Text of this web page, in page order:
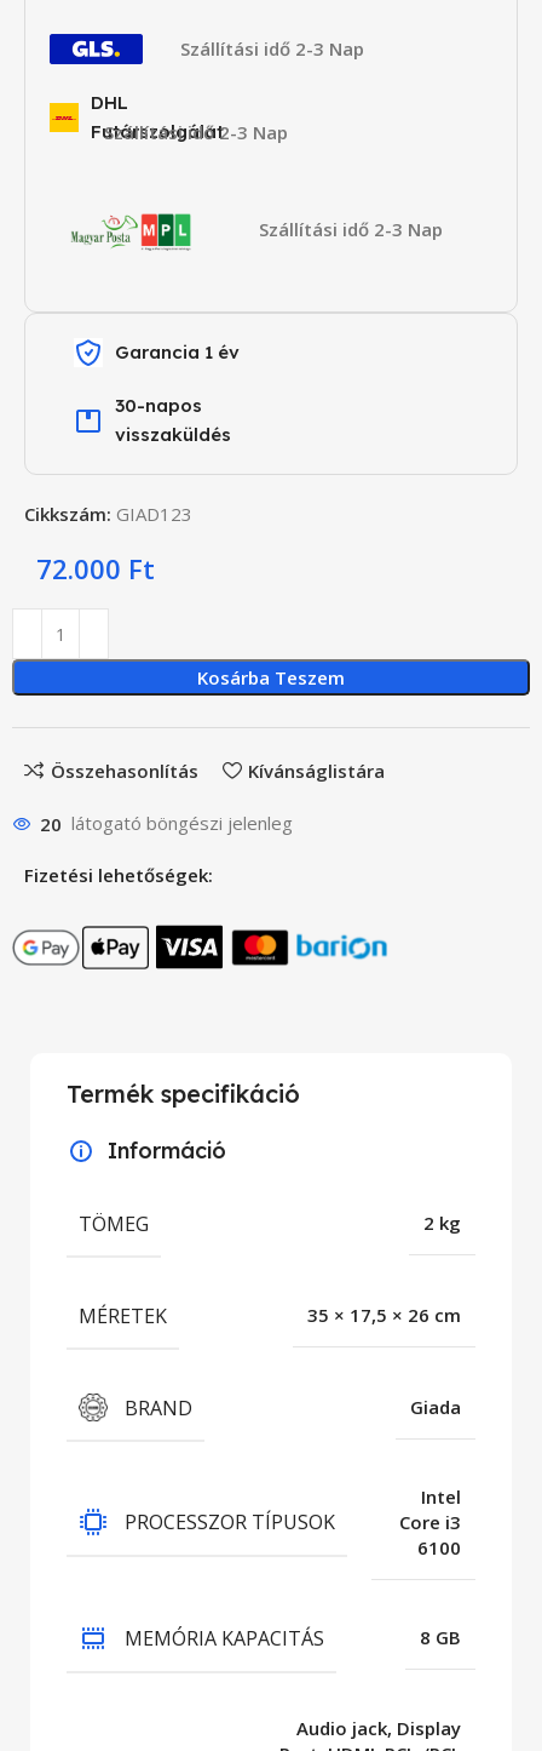
Szállítási idő 2-3 Nap
DHL
Futárszolgálat
Szállítási idő 2-3 Nap
Szállítási idő 2-3 Nap
Garancia 1 év
30-napos
visszaküldés
Cikkszám: GIAD123
72.000 Ft
Kosárba Teszem
Összehasonlítás Kívánságlistára
20 látogató böngészi jelenleg
Fizetési lehetőségek:
Termék specifikáció
Információ
TÖMEG 2 kg
MÉRETEK 35 × 17,5 × 26 cm
BRAND Giada
PROCESSZOR TÍPUSOK
Intel
Core i3
6100
MEMÓRIA KAPACITÁS 8 GB
Audio jack, Display